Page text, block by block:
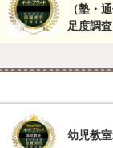
（塾・
足度調査
幼児教